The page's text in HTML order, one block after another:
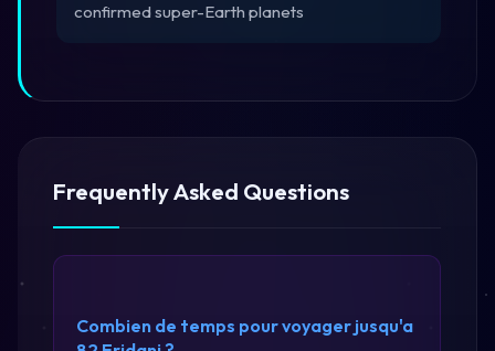
confirmed super-Earth planets
Frequently Asked Questions
Combien de temps pour voyager jusqu'a